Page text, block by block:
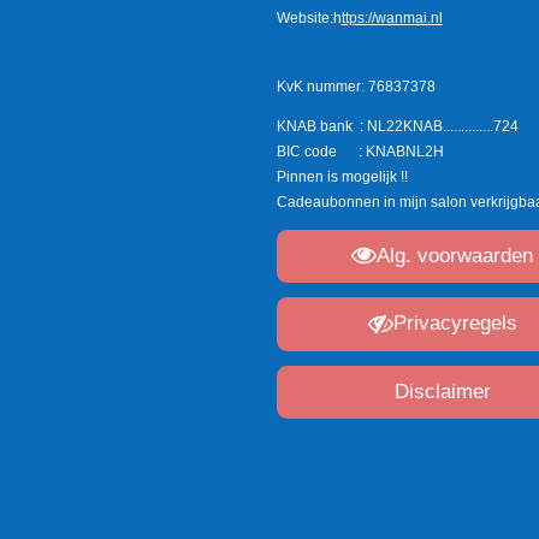
Website:https://wanmai.nl
KvK nummer: 76837378
KNAB bank : NL22KNAB..............724
BIC code : KNABNL2H
Pinnen is mogelijk !!
Cadeaubonnen in mijn salon
Alg. voorwaarden
Privacyregels
Disclaimer